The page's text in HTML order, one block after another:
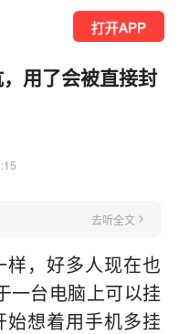
打开APP
用了会被直接封
去听全文
样，好多人现在也
一台电脑上可以挂
始想着用手机多挂